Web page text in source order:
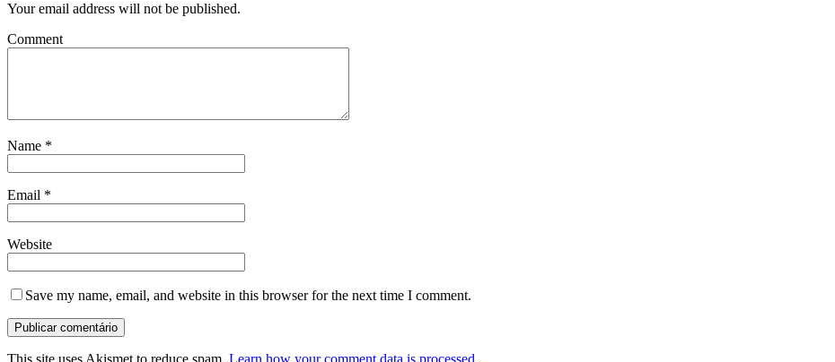
Your email address will not be published.
Comment
Name *
Email *
Website
Save my name, email, and website in this browser for the next time I comment.
This site uses Akismet to reduce spam. Learn how your comment data is processed.